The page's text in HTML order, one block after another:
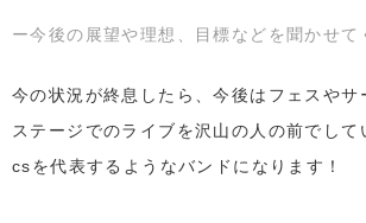
ー今後の展望や理想、目標などを聞かせて
今の状況が終息したら、今後はフェスやサ
ステージでのライブを沢山の人の前でし
csを代表するようなバンドになります！